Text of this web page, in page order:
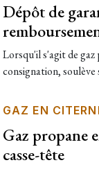
Dépôt de
Lorsqu'il s'agit de
consignation,
GAZ EN
Gaz propane
casse-tête